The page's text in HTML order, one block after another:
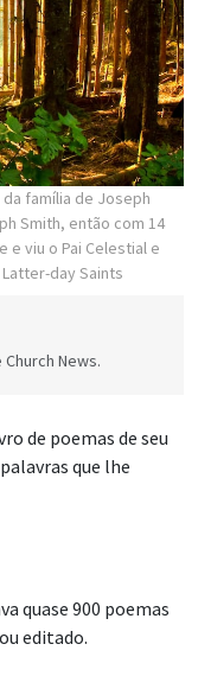
família de Joseph
Smith, então com 14
viu o Pai Celestial e
day Saints
News.
de poemas de seu
que lhe
quase 900 poemas
editado.